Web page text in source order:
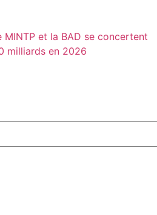
MINTP et la BAD se concertent
milliards en 2026